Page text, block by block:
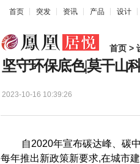
首页 突发 资讯 产品 设计
首页 >
坚守环保底色|莫干山
2023-10-16 10:39:26
自2020年宣布碳达峰、碳中
每年推出新政策新要求,在城市